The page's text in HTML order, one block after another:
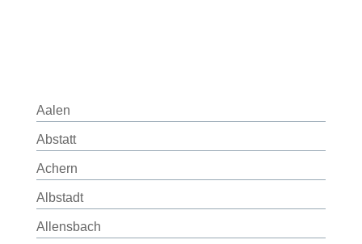
Aalen
Abstatt
Achern
Albstadt
Allensbach